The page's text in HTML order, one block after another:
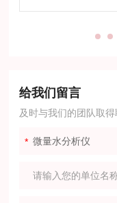
给我们留言
及时与我们的团队取